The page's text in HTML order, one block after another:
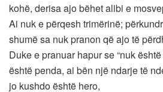
kohë, derisa ajo bëhet alibi e
Ai nuk e përqesh trimërinë;
shumë sa nuk pranon që ajo të
Duke e pranuar hapur se “nuk
është penda, ai bën një ndarje të
jo kushdo është hero,